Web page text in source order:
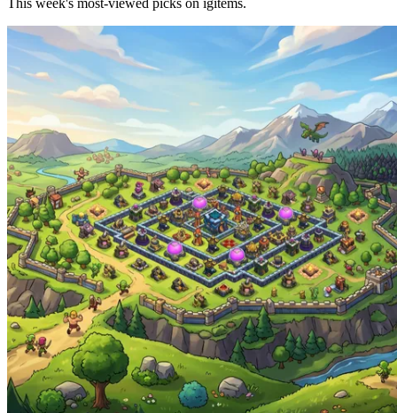
This week's most-viewed picks on igitems.